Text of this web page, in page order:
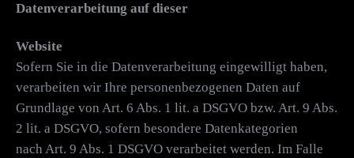
Datenverarbeitung auf dieser
Website
Sofern Sie in die Datenverarbeitung eingewilligt haben,
verarbeiten wir Ihre personenbezogenen Daten auf
Grundlage von Art. 6 Abs. 1 lit. a DSGVO bzw. Art. 9 Abs.
2 lit. a DSGVO, sofern besondere Datenkategorien
nach Art. 9 Abs. 1 DSGVO verarbeitet werden. Im Falle